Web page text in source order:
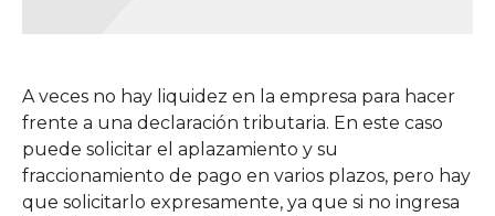
A veces no hay liquidez en la empresa para hacer
frente a una declaración tributaria. En este caso
puede solicitar el aplazamiento y su
fraccionamiento de pago en varios plazos, pero hay
que solicitarlo expresamente, ya que si no ingresa